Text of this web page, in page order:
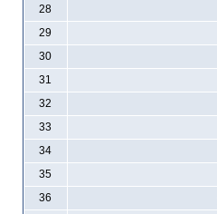
28
29
30
31
32
33
34
35
36